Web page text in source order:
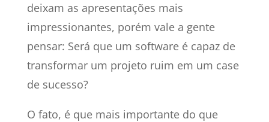
deixam as apresentações mais
impressionantes, porém vale a gente
pensar: Será que um software é capaz de
transformar um projeto ruim em um case
de sucesso?
O fato, é que mais importante do que